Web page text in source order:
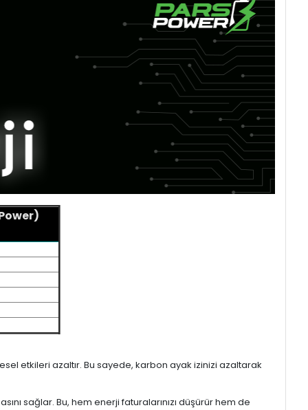
etkileri azaltır. Bu sayede, karbon ayak izinizi azaltarak
sağlar. Bu, hem enerji faturalarınızı düşürür hem de